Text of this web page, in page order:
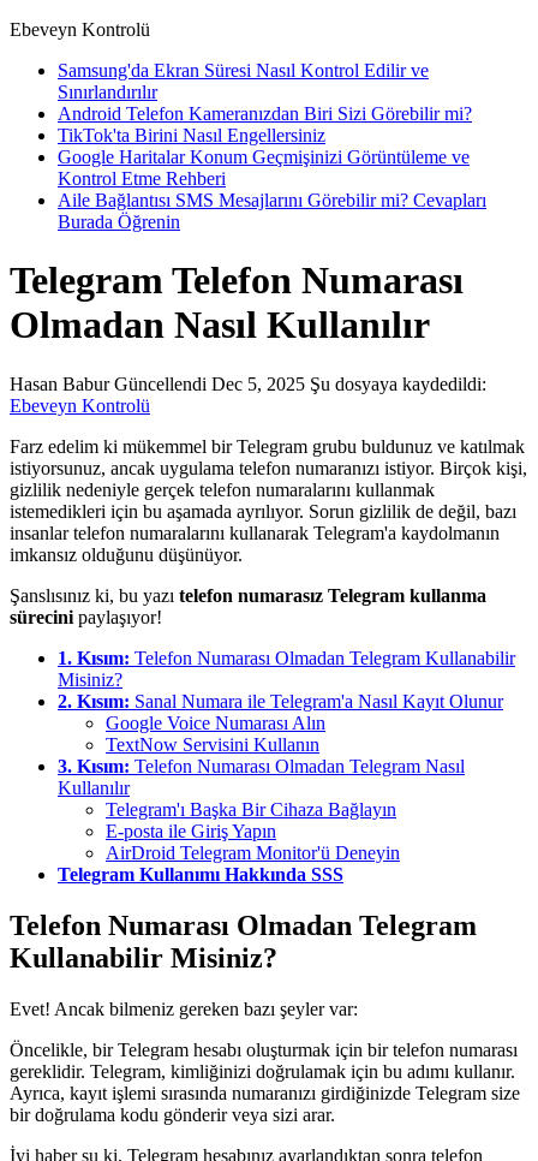
Ebeveyn Kontrolü
Samsung'da Ekran Süresi Nasıl Kontrol Edilir ve
Sınırlandırılır
Android Telefon Kameranızdan Biri Sizi Görebilir mi?
TikTok'ta Birini Nasıl Engellersiniz
Google Haritalar Konum Geçmişinizi Görüntüleme ve
Kontrol Etme Rehberi
Aile Bağlantısı SMS Mesajlarını Görebilir mi? Cevapları
Burada Öğrenin
Telegram Telefon Numarası
Olmadan Nasıl Kullanılır
Hasan BaburGüncellendi Dec 5, 2025 Şu dosyaya kaydedildi:
Ebeveyn Kontrolü
Farz edelim ki mükemmel bir Telegram grubu buldunuz ve katılmak
istiyorsunuz, ancak uygulama telefon numaranızı istiyor. Birçok kişi,
gizlilik nedeniyle gerçek telefon numaralarını kullanmak
istemedikleri için bu aşamada ayrılıyor. Sorun gizlilik de değil, bazı
insanlar telefon numaralarını kullanarak Telegram'a kaydolmanın
imkansız olduğunu düşünüyor.
Şanslısınız ki, bu yazı telefon numarasız Telegram kullanma
sürecini paylaşıyor!
1. Kısım: Telefon Numarası Olmadan Telegram Kullanabilir
Misiniz?
2. Kısım: Sanal Numara ile Telegram'a Nasıl Kayıt Olunur
Google Voice Numarası Alın
TextNow Servisini Kullanın
3. Kısım: Telefon Numarası Olmadan Telegram Nasıl
Kullanılır
Telegram'ı Başka Bir Cihaza Bağlayın
E-posta ile Giriş Yapın
AirDroid Telegram Monitor'ü Deneyin
Telegram Kullanımı Hakkında SSS
Telefon Numarası Olmadan Telegram
Kullanabilir Misiniz?
Evet! Ancak bilmeniz gereken bazı şeyler var:
Öncelikle, bir Telegram hesabı oluşturmak için bir telefon numarası
gereklidir. Telegram, kimliğinizi doğrulamak için bu adımı kullanır.
Ayrıca, kayıt işlemi sırasında numaranızı girdiğinizde Telegram size
bir doğrulama kodu gönderir veya sizi arar.
İyi haber şu ki, Telegram hesabınız ayarlandıktan sonra telefon